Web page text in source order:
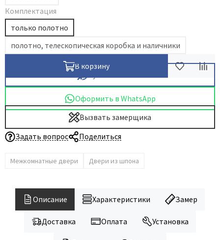
Dircode
Eclisse
El Porta
Fratelli Cattini
Fuaro
Griffwerk
HSU
Krona Koblenz
Komfort Doors
Legend
Комплектация
только полотно
полотно, телескопическая коробка и наличники
В корзину
Оформить в WhatsApp
Вызвать замерщика
Задать вопрос
Поделиться
Межкомнатные двери Двери из шпона
Описание Характеристики Замер
Доставка Оплата Установка